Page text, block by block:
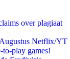
over plagiaat
Netflix/YT
to-play games!